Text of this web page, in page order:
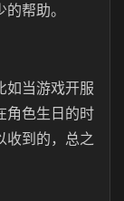
帮助。
如当游戏开服
角色生日的时
收到的，总之